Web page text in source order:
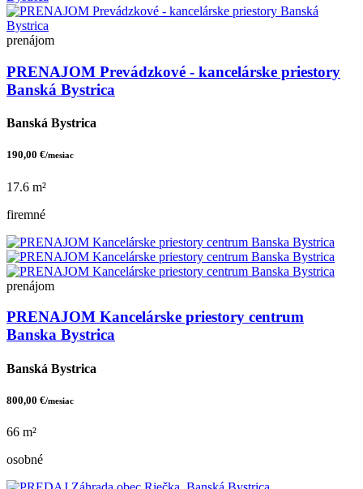
prenájom
PRENAJOM Prevádzkové - kancelárske priestory
Banská Bystrica
Banská Bystrica
190,00 €/mesiac
17.6 m²
firemné
prenájom
PRENAJOM Kancelárske priestory centrum
Banska Bystrica
Banská Bystrica
800,00 €/mesiac
66 m²
osobné